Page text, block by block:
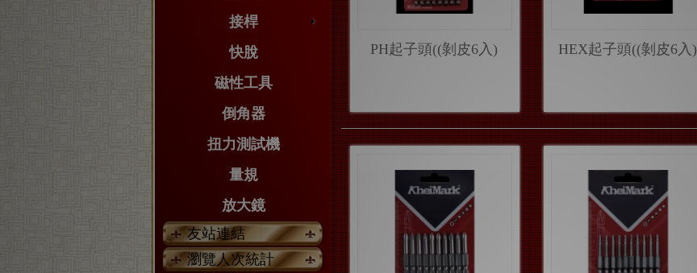
接桿
快脫
磁性工具
倒角器
扭力測試機
量規
放大鏡
友站連結
瀏覽人次統計
PH起子頭((剝皮6入) HEX起子頭((剝皮6入)